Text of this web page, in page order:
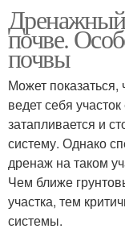
Дренажный
почве.
почвы
Может показаться,
ведет себя
затапливается и
систему. Однако
дренаж на таком
Чем ближе
участка, тем
системы.